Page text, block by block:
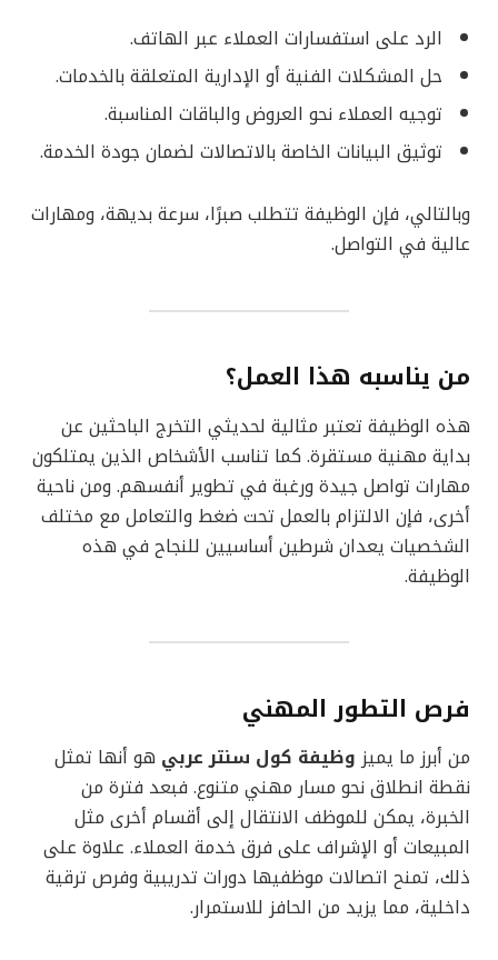
الرد على استفسارات العملاء عبر الهاتف.
حل المشكلات الفنية أو الإدارية المتعلقة بالخدمات.
توجيه العملاء نحو العروض والباقات المناسبة.
توثيق البيانات الخاصة بالاتصالات لضمان جودة الخدمة.
وبالتالي، فإن الوظيفة تتطلب صبرًا، سرعة بديهة، ومهارات
عالية في التواصل.
من يناسبه هذا العمل؟
هذه الوظيفة تعتبر مثالية لحديثي التخرج الباحثين عن
بداية مهنية مستقرة. كما تناسب الأشخاص الذين يمتلكون
مهارات تواصل جيدة ورغبة في تطوير أنفسهم. ومن ناحية
أخرى، فإن الالتزام بالعمل تحت ضغط والتعامل مع مختلف
الشخصيات يعدان شرطين أساسيين للنجاح في هذه
الوظيفة.
فرص التطور المهني
من أبرز ما يميزوظيفة كول سنتر عربي هو أنها تمثل
نقطة انطلاق نحو مسار مهني متنوع. فبعد فترة من
الخبرة، يمكن للموظف الانتقال إلى أقسام أخرى مثل
المبيعات أو الإشراف على فرق خدمة العملاء. علاوة على
ذلك، تمنح اتصالات موظفيها دورات تدريبية وفرص ترقية
داخلية، مما يزيد من الحافز للاستمرار.